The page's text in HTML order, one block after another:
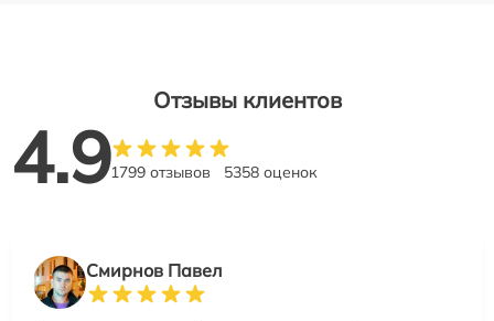
Отзывы клиентов
4.91799 отзывов 5358 оценок
Смирнов Павел